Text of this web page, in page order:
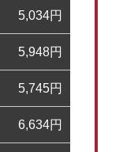
5,034円
5,948円
5,745円
6,634円